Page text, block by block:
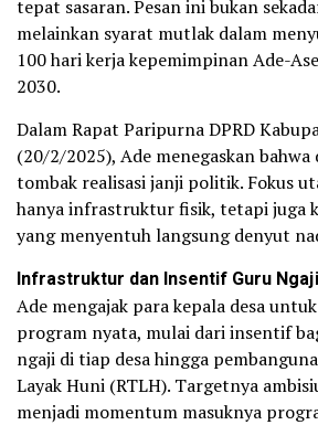
tepat sasaran. Pesan ini bukan
melainkan syarat mutlak dalam
100 hari kerja kepemimpinan Ade-
2030.
Dalam Rapat Paripurna DPRD
(20/2/2025), Ade menegaskan bahwa
tombak realisasi janji politik. Fokus
hanya infrastruktur fisik, tetapi juga
yang menyentuh langsung denyut
Infrastruktur dan Insentif Guru Ngaji
Ade mengajak para kepala desa
program nyata, mulai dari insentif
ngaji di tiap desa hingga
Layak Huni (RTLH). Targetnya
menjadi momentum masuknya